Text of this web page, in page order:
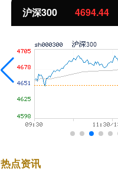
沪深300 4694.44
热点资讯